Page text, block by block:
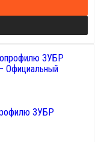
ЗУБР